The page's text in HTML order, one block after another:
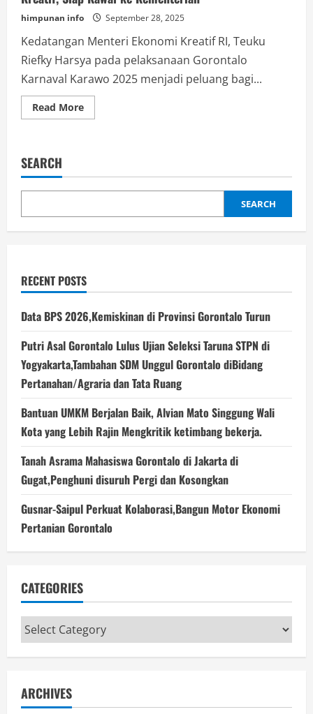
himpunan info September 28, 2025
Kedatangan Menteri Ekonomi Kreatif RI, Teuku
Riefky Harsya pada pelaksanaan Gorontalo
Karnaval Karawo 2025 menjadi peluang bagi...
Read MoreRead
more
Kembangkan
Kreatif,
Kawal
Kementerian
SEARCH
SEARCH
RECENT POSTS
Data BPS 2026,Kemiskinan di Provinsi Gorontalo Turun
Putri Asal Gorontalo Lulus Ujian Seleksi Taruna STPN di
Yogyakarta,Tambahan SDM Unggul Gorontalo diBidang
Pertanahan/Agraria dan Tata Ruang
Bantuan UMKM Berjalan Baik, Alvian Mato Singgung Wali
Kota yang Lebih Rajin Mengkritik ketimbang bekerja.
Tanah Asrama Mahasiswa Gorontalo di Jakarta di
Gugat,Penghuni disuruh Pergi dan Kosongkan
Gusnar-Saipul Perkuat Kolaborasi,Bangun Motor Ekonomi
Pertanian Gorontalo
CATEGORIES
Categories
ARCHIVES